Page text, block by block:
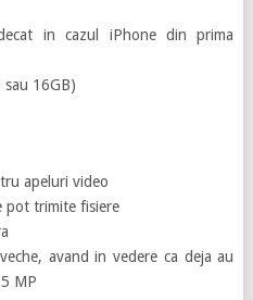
in cazul iPhone din prima
sau 16GB)
apeluri video
pot trimite fisiere
avand in vedere ca deja au
MP